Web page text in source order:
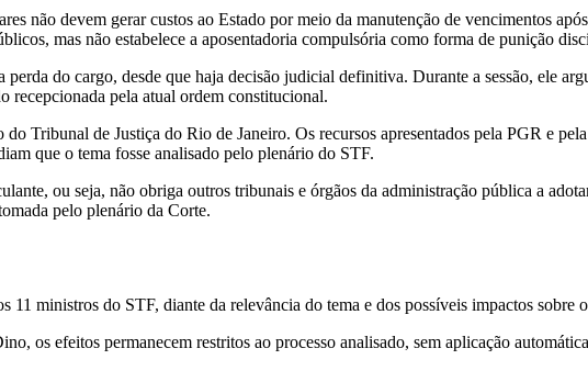
não devem gerar custos ao Estado por meio da manutenção de vencimentos
mas não estabelece a aposentadoria compulsória como forma de punição
do cargo, desde que haja decisão judicial definitiva. Durante a sessão, ele
recepcionada pela atual ordem constitucional.
Tribunal de Justiça do Rio de Janeiro. Os recursos apresentados pela PGR e
que o tema fosse analisado pelo plenário do STF.
ou seja, não obriga outros tribunais e órgãos da administração pública a
pelo plenário da Corte.
ministros do STF, diante da relevância do tema e dos possíveis impactos sobre
os efeitos permanecem restritos ao processo analisado, sem aplicação